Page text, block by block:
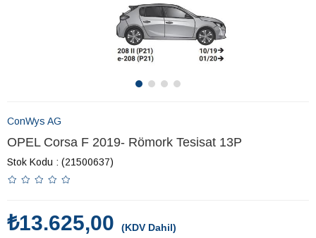
ConWys AG
OPEL Corsa F 2019- Römork Tesisat 13P
Stok Kodu (21500637)
₺13.625,00
(KDV Dahil)